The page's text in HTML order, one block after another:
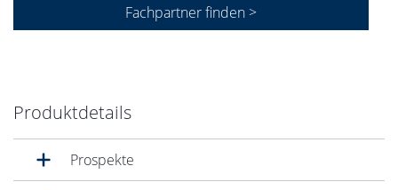
Fachpartner finden >
Produktdetails
Prospekte